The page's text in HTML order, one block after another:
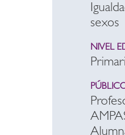
sexos
NIVEL